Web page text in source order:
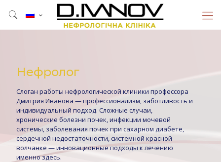
Нефролог
Слоган работы нефрологической клиники профессора
Дмитрия Иванова — профессионализм, заботливость и
индивидуальный подход. Сложные случаи,
хронические болезни почек, инфекции мочевой
системы, заболевания почек при сахарном диабете,
сердечной недостаточности, системной красной
волчанке — инновационные подходы к лечению
именно здесь.